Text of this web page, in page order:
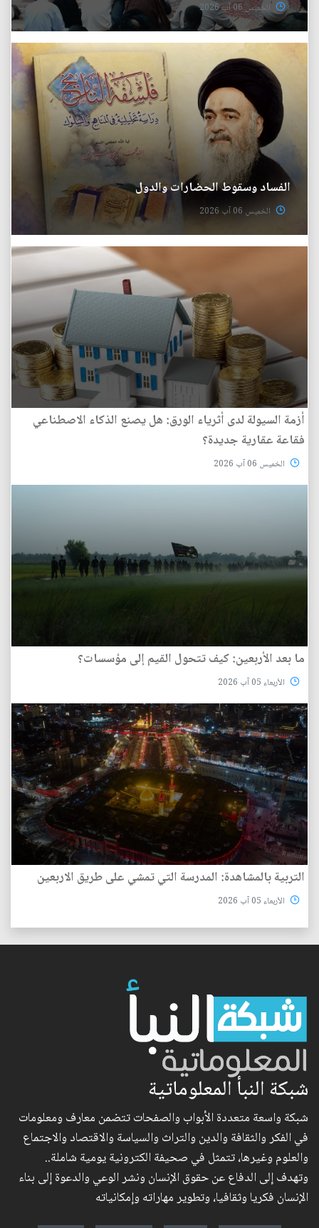
الخميس 06 آب 2026
الفساد وسقوط الحضارات والدول
الخميس 06 آب 2026
أزمة السيولة لدى أثرياء الورق: هل يصنع الذكاء الاصطناعي
فقاعة عقارية جديدة؟
الخميس 06 آب 2026
ما بعد الأربعين: كيف تتحول القيم إلى مؤسسات؟
الأربعاء 05 آب 2026
التربية بالمشاهدة: المدرسة التي تمشي على طريق الاربعين
الأربعاء 05 آب 2026
شبكة النبأ المعلوماتية
شبكة واسعة متعددة الأبواب والصفحات تتضمن معارف ومعلومات
في الفكر والثقافة والدين والتراث والسياسة والاقتصاد والاجتماع
والعلوم وغيرها، تتمثل في صحيفة الكترونية يومية شاملة..
وتهدف إلى الدفاع عن حقوق الإنسان ونشر الوعي والدعوة إلى بناء
الإنسان فكريا وثقافيا، وتطوير مهاراته وإمكانياته